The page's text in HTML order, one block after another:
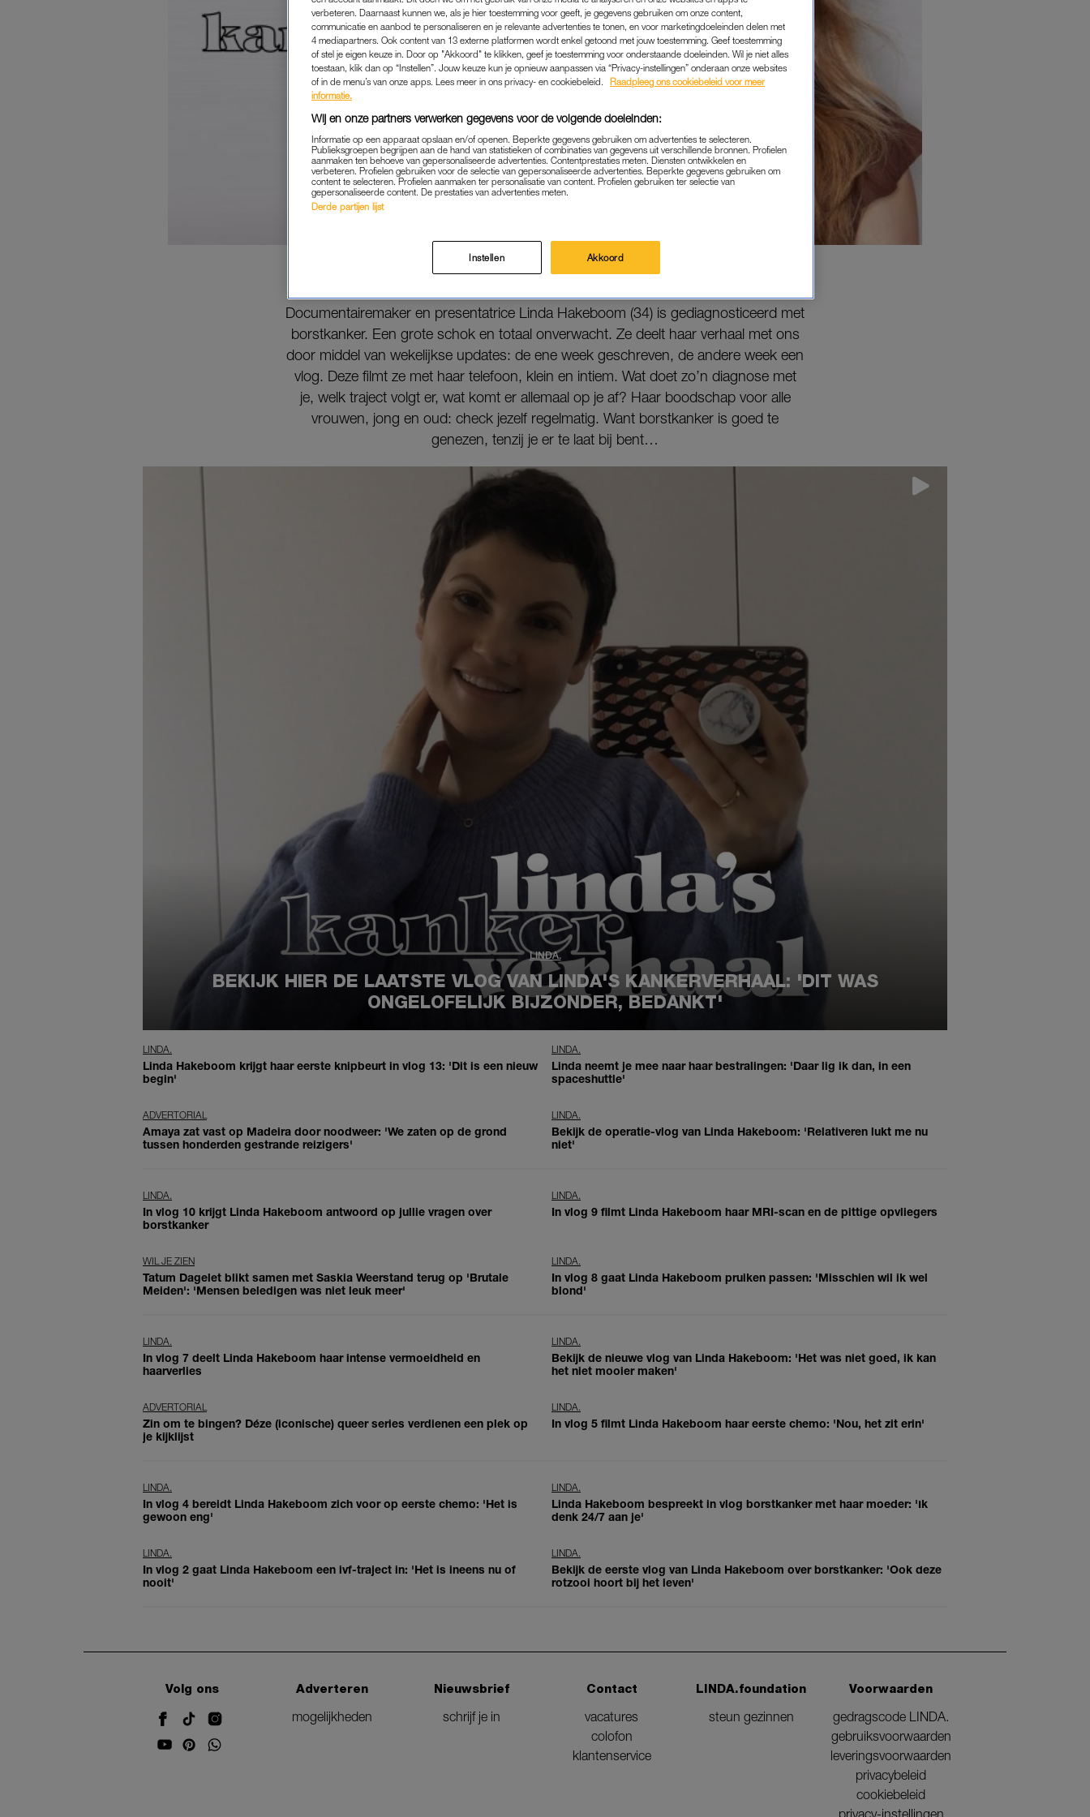
Documentairemaker en presentatrice Linda Hakeboom (34) is gediagnosticeerd met
borstkanker. Een grote schok en totaal onverwacht. Ze deelt haar verhaal met ons
door middel van wekelijkse updates: de ene week geschreven, de andere week een
vlog. Deze filmt ze met haar telefoon, klein en intiem. Wat doet zo’n diagnose met
je, welk traject volgt er, wat komt er allemaal op je af? Haar boodschap voor alle
vrouwen, jong en oud: check jezelf regelmatig. Want borstkanker is goed te
genezen, tenzij je er te laat bij bent…
LINDA.
BEKIJK HIER DE LAATSTE VLOG VAN LINDA'S KANKERVERHAAL: 'DIT WAS
ONGELOFELIJK BIJZONDER, BEDANKT'
LINDA.
Linda Hakeboom krijgt haar eerste knipbeurt in vlog 13: 'Dit is een nieuw
begin'
LINDA.
Linda neemt je mee naar haar bestralingen: 'Daar lig ik dan, in een
spaceshuttle'
ADVERTORIAL
Amaya zat vast op Madeira door noodweer: 'We zaten op de grond
tussen honderden gestrande reizigers'
LINDA.
Bekijk de operatie-vlog van Linda Hakeboom: 'Relativeren lukt me nu
niet'
LINDA.
In vlog 10 krijgt Linda Hakeboom antwoord op jullie vragen over
borstkanker
LINDA.
In vlog 9 filmt Linda Hakeboom haar MRI-scan en de pittige opvliegers
WIL JE ZIEN
Tatum Dagelet blikt samen met Saskia Weerstand terug op 'Brutale
Meiden': 'Mensen beledigen was niet leuk meer'
LINDA.
In vlog 8 gaat Linda Hakeboom pruiken passen: 'Misschien wil ik wel
blond'
LINDA.
In vlog 7 deelt Linda Hakeboom haar intense vermoeidheid en
haarverlies
LINDA.
Bekijk de nieuwe vlog van Linda Hakeboom: 'Het was niet goed, ik kan
het niet mooier maken'
ADVERTORIAL
Zin om te bingen? Déze (iconische) queer series verdienen een plek op
je kijklijst
LINDA.
In vlog 5 filmt Linda Hakeboom haar eerste chemo: 'Nou, het zit erin'
LINDA.
In vlog 4 bereidt Linda Hakeboom zich voor op eerste chemo: 'Het is
gewoon eng'
LINDA.
Linda Hakeboom bespreekt in vlog borstkanker met haar moeder: 'Ik
denk 24/7 aan je'
LINDA.
In vlog 2 gaat Linda Hakeboom een ivf-traject in: 'Het is ineens nu of
nooit'
LINDA.
Bekijk de eerste vlog van Linda Hakeboom over borstkanker: 'Ook deze
rotzooi hoort bij het leven'
Volg ons
Adverteren
mogelijkheden
Nieuwsbrief
schrijf je in
Contact
vacatures
colofon
klantenservice
LINDA.foundation
steun gezinnen
Voorwaarden
gedragscode LINDA.
gebruiksvoorwaarden
leveringsvoorwaarden
privacybeleid
cookiebeleid
privacy-instellingen
verbeteren. Daarnaast kunnen we, als je hier toestemming voor geeft, je gegevens gebruiken om onze content,
communicatie en aanbod te personaliseren en je relevante advertenties te tonen, en voor marketingdoeleinden delen met
4 mediapartners. Ook content van 13 externe platformen wordt enkel getoond met jouw toestemming. Geef toestemming
of stel je eigen keuze in. Door op "Akkoord" te klikken, geef je toestemming voor onderstaande doeleinden. Wil je niet alles
toestaan, klik dan op “Instellen”. Jouw keuze kun je opnieuw aanpassen via “Privacy-instellingen” onderaan onze websites
of in de menu’s van onze apps. Lees meer in ons privacy- en cookiebeleid.
Raadpleeg ons cookiebeleid voor meer
informatie.
Wij en onze partners verwerken gegevens voor de volgende doeleinden:
Informatie op een apparaat opslaan en/of openen. Beperkte gegevens gebruiken om advertenties te selecteren.
Publieksgroepen begrijpen aan de hand van statistieken of combinaties van gegevens uit verschillende bronnen. Profielen
aanmaken ten behoeve van gepersonaliseerde advertenties. Contentprestaties meten. Diensten ontwikkelen en
verbeteren. Profielen gebruiken voor de selectie van gepersonaliseerde advertenties. Beperkte gegevens gebruiken om
content te selecteren. Profielen aanmaken ter personalisatie van content. Profielen gebruiken ter selectie van
gepersonaliseerde content. De prestaties van advertenties meten.
Derde partijen lijst
Instellen Akkoord